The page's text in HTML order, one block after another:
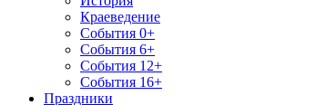
Краеведение
События 0+
События 6+
События 12+
События 16+
Праздники